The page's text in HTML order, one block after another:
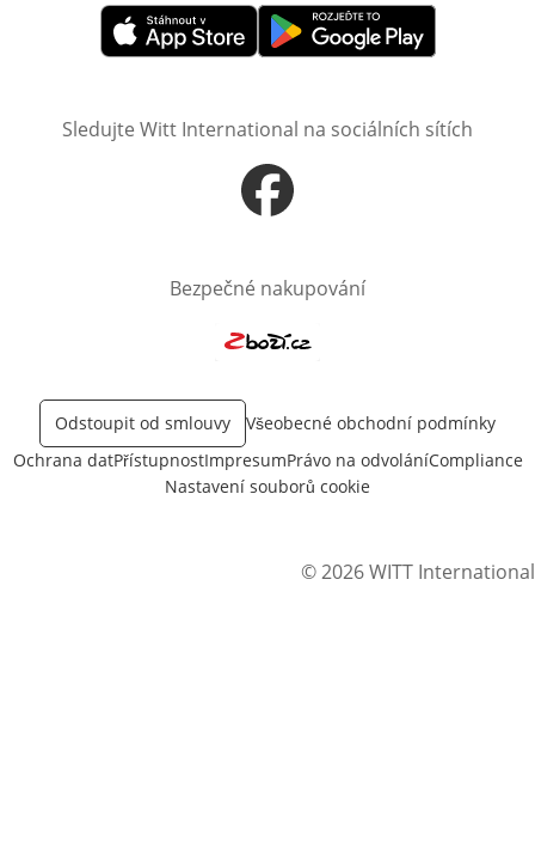
Otevře v novém okněOtevře v novém okně
Sledujte Witt International na sociálních sítích
Otevře v novém okně
Bezpečné nakupování
Odstoupit od smlouvy
Všeobecné obchodní podmínky
Ochrana datPřístupnostImpresumPrávo na odvoláníCompliance
Nastavení souborů cookie
© 2026 WITT International